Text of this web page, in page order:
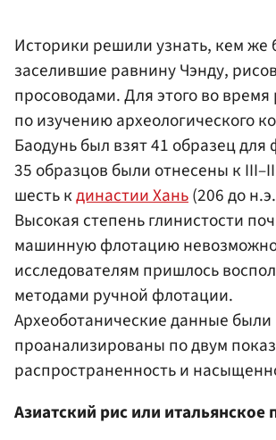
Историки решили узнать, кем
заселившие равнину Чэнду,
просоводами. Для этого во время
по изучению археологического
Баодунь был взят 41 образец для
35 образцов были отнесены к
шесть кдинастии Хань(206 до
Высокая степень глинистости
машинную флотацию
исследователям пришлось
методами ручной флотации.
Археоботанические данные были
проанализированы по двум
распространенность и
Азиатский рис или итальянское